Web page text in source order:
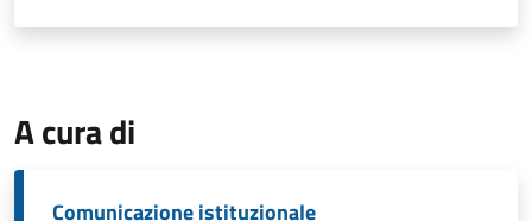
A cura di
Comunicazione istituzionale